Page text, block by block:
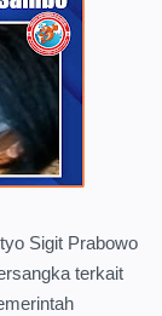
Sigit Prabowo
terkait